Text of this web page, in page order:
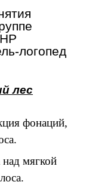
логопед
лес
фонаций,
над мягкой